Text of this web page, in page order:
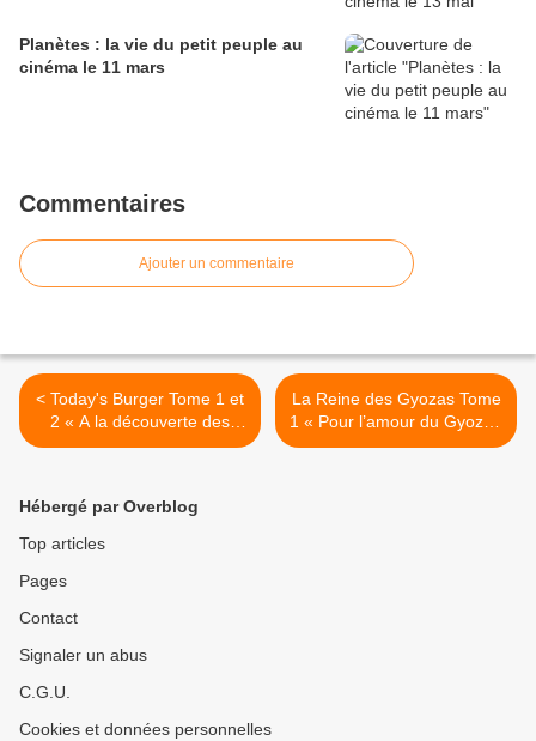
Planètes : la vie du petit peuple au
cinéma le 11 mars
Commentaires
Ajouter un commentaire
< Today's Burger Tome 1 et
2 « A la découverte des
1001 Burgers !!! »
La Reine des Gyozas Tome
1 « Pour l’amour du Gyoza !
» >
Hébergé par Overblog
Top articles
Pages
Contact
Signaler un abus
C.G.U.
Cookies et données personnelles